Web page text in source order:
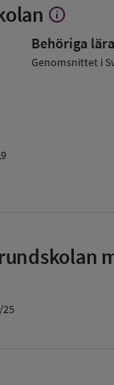
Visa
om
Lärare
info
Behöriga
Genomsnittet i